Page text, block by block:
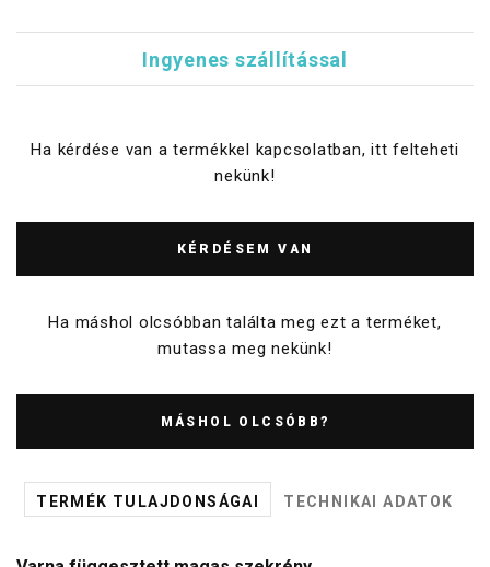
Ingyenes szállítással
Ha kérdése van a termékkel kapcsolatban, itt felteheti
nekünk!
KÉRDÉSEM VAN
Ha máshol olcsóbban találta meg ezt a terméket,
mutassa meg nekünk!
MÁSHOL OLCSÓBB?
TERMÉK TULAJDONSÁGAI TECHNIKAI ADATOK